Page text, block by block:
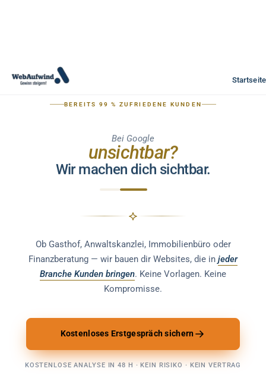
Startseite
BEREITS 99 % ZUFRIEDENE KUNDEN
Bei Google
unsichtbar?
Wir machen dich sichtbar.
Ob Gasthof, Anwaltskanzlei, Immobilienbüro oder
Finanzberatung — wir bauen dir Websites, die in jeder
Branche Kunden bringen. Keine Vorlagen. Keine
Kompromisse.
Kostenloses Erstgespräch sichern
KOSTENLOSE ANALYSE IN 48 H · KEIN RISIKO · KEIN VERTRAG